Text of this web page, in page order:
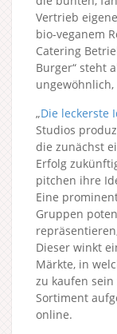
Vertrieb
bio-veganem
Catering
Burger“ steht
„Die leckerste
Studios
die zunächst
Erfolg
pitchen ihre
Eine
Gruppen
Dieser winkt
Märkte, in
zu kaufen
Sortiment
online.